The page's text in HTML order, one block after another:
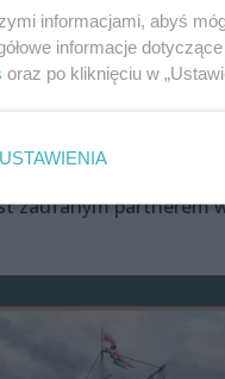
m.in. w
Jest także
na rok
zaufanym partnerem
informacjami, abyś
informacje
oraz po kliknięciu w
USTAWIENIA